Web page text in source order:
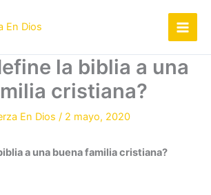
la biblia a una
cristiana?
En Dios / 2 mayo, 2020
a una buena familia cristiana?